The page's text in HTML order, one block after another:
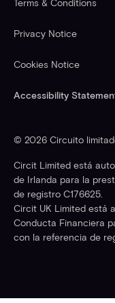
Terms & Conditions
Privacy Notice
Cookies Notice
Accessibility
© 2026Circuito
Circit Limited está
de Irlanda para la
de registro C176625.
Circit UK Limited está
Conducta Financiera
con la referencia de